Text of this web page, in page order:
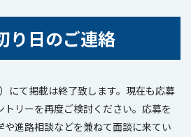
日のご連絡
て掲載は終了致します。現在も応募
トリーを再度ご検討ください。応募を
や進路相談などを兼ねて面談に来てい